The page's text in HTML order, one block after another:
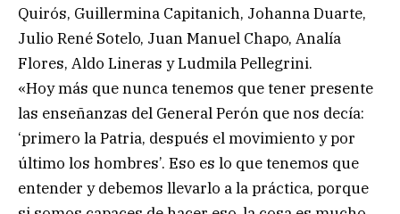
Quirós, Guillermina Capitanich, Johanna Duarte,
Julio René Sotelo, Juan Manuel Chapo, Analía
Flores, Aldo Lineras y Ludmila Pellegrini.
«Hoy más que nunca tenemos que tener presente
las enseñanzas del General Perón que nos decía:
‘primero la Patria, después el movimiento y por
último los hombres’. Eso es lo que tenemos que
entender y debemos llevarlo a la práctica, porque